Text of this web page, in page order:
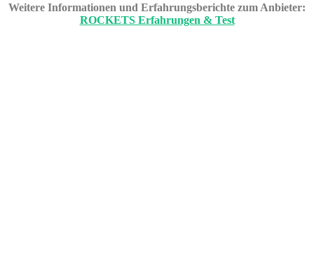
Weitere Informationen und Erfahrungsberichte zum Anbieter:
ROCKETS Erfahrungen & Test